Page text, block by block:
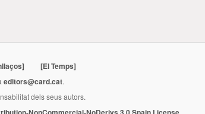
[El Temps]
editors@card.cat.
dels seus autors.